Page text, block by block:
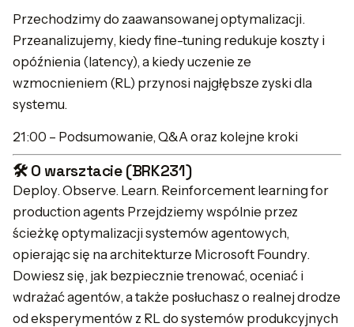
Przechodzimy do zaawansowanej optymalizacji.
Przeanalizujemy, kiedy fine-tuning redukuje koszty i
opóźnienia (latency), a kiedy uczenie ze
wzmocnieniem (RL) przynosi najgłębsze zyski dla
systemu.
21:00 – Podsumowanie, Q&A oraz kolejne kroki
🛠️ O warsztacie (BRK231)
Deploy. Observe. Learn. Reinforcement learning for
production agents Przejdziemy wspólnie przez
ścieżkę optymalizacji systemów agentowych,
opierając się na architekturze Microsoft Foundry.
Dowiesz się, jak bezpiecznie trenować, oceniać i
wdrażać agentów, a także posłuchasz o realnej drodze
od eksperymentów z RL do systemów produkcyjnych